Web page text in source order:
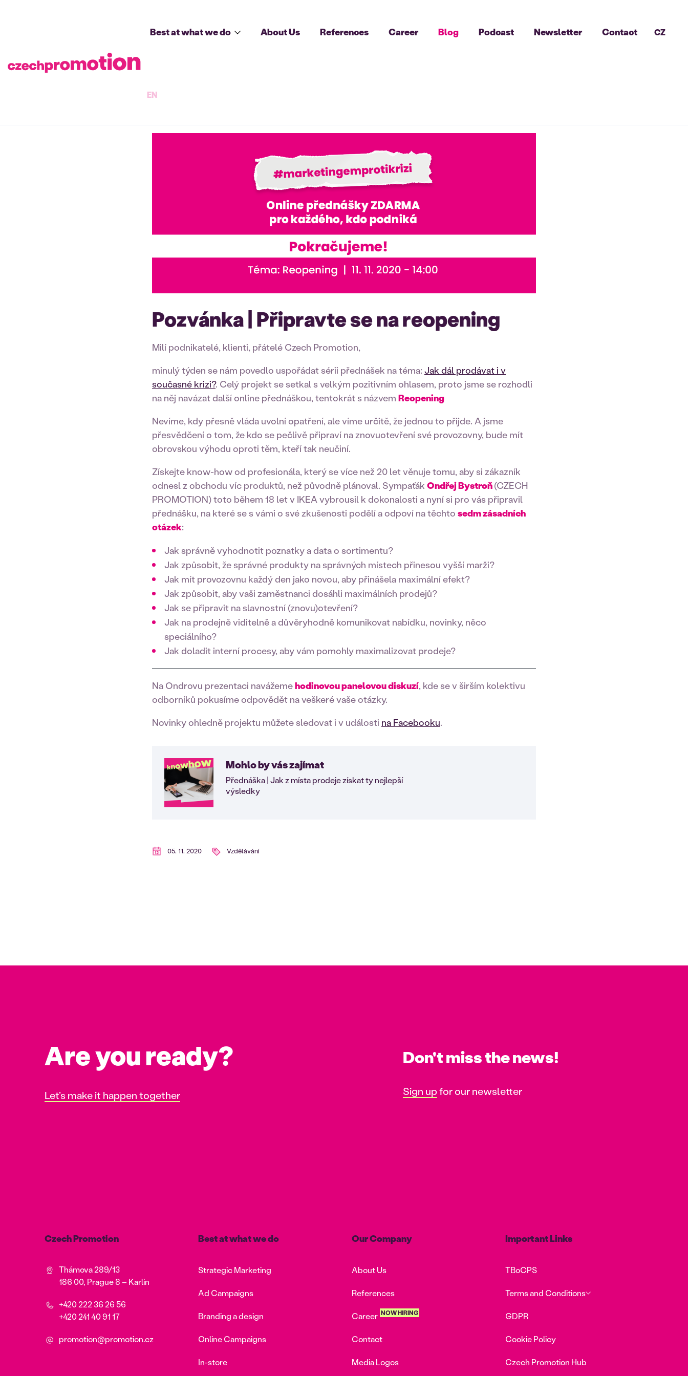
Best at what we do About Us References Career Blog Podcast Newsletter Contact CZ
EN
Pozvánka | Připravte se na reopening
Milí podnikatelé, klienti, přátelé Czech Promotion,
minulý týden se nám povedlo uspořádat sérii přednášek na téma:Jak dál prodávat i v
současné krizi?. Celý projekt se setkal s velkým pozitivním ohlasem, proto jsme se rozhodli
na něj navázat další online přednáškou, tentokrát s názvem Reopening
Nevíme, kdy přesně vláda uvolní opatření, ale víme určitě, že jednou to přijde. A jsme
přesvědčení o tom, že kdo se pečlivě připraví na znovuotevření své provozovny, bude mít
obrovskou výhodu oproti těm, kteří tak neučiní.
Získejte know-how od profesionála, který se více než 20 let věnuje tomu, aby si zákazník
odnesl z obchodu víc produktů, než původně plánoval. Sympaťák Ondřej Bystroň(CZECH
PROMOTION) toto během 18 let v IKEA vybrousil k dokonalosti a nyní si pro vás připravil
přednášku, na které se s vámi o své zkušenosti podělí a odpoví na těchto sedm zásadních
otázek:
Jak správně vyhodnotit poznatky a data o sortimentu?
Jak způsobit, že správné produkty na správných místech přinesou vyšší marži?
Jak mít provozovnu každý den jako novou, aby přinášela maximální efekt?
Jak způsobit, aby vaši zaměstnanci dosáhli maximálních prodejů?
Jak se připravit na slavnostní (znovu)otevření?
Jak na prodejně viditelně a důvěryhodně komunikovat nabídku, novinky, něco
speciálního?
Jak doladit interní procesy, aby vám pomohly maximalizovat prodeje?
Na Ondrovu prezentaci navážemehodinovou panelovou diskuzí, kde se v širším kolektivu
odborníků pokusíme odpovědět na veškeré vaše otázky.
Novinky ohledně projektu můžete sledovat i v události na Facebooku.
Mohlo by vás zajímat
Přednáška | Jak z místa prodeje získat ty nejlepší
výsledky
05. 11. 2020 Vzdělávání
Are you ready?
Let’s make it happen together
Don't miss the news!
Sign upfor our newsletter
Czech Promotion
Thámova 289/13
186 00, Prague 8 – Karlín
+420 222 36 26 56
+420 241 40 91 17
promotion@promotion.cz
Best at what we do
Strategic Marketing
Ad Campaigns
Branding a design
Online Campaigns
In-store
Our Company
About Us
References
Career NOW HIRING
Contact
Media Logos
Important Links
TBoCPS
Terms and Conditions
GDPR
Cookie Policy
Czech Promotion Hub